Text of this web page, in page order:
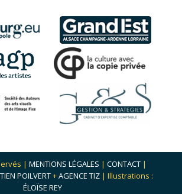
| MENTIONS LÉGALES | CONTACT |
POILVERT+AGENCE TIZ | Illustrations :
ÉLOÏSE REY